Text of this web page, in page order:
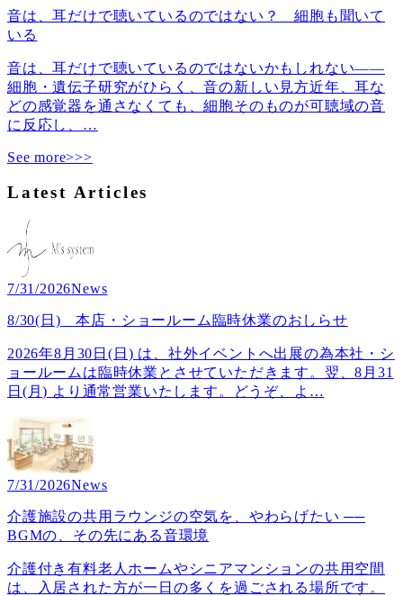
音は、耳だけで聴いているのではない？ 細胞も聞いて
いる
音は、耳だけで聴いているのではないかもしれない――
細胞・遺伝子研究がひらく、音の新しい見方近年、耳な
どの感覚器を通さなくても、細胞そのものが可聴域の音
に反応し、 …
See more>>>
Latest Articles
7/31/2026News
8/30(日) 本店・ショールーム臨時休業のおしらせ
2026年8月30日(日) は、社外イベントへ出展の為本社・シ
ョールームは臨時休業とさせていただきます。翌、8月31
日(月) より通常営業いたします。どうぞ、よ …
7/31/2026News
介護施設の共用ラウンジの空気を、やわらげたい ──
BGMの、その先にある音環境
介護付き有料老人ホームやシニアマンションの共用空間
は、入居された方が一日の多くを過ごされる場所です。